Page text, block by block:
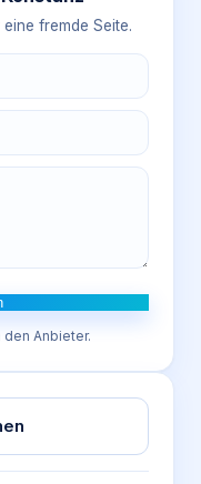
fremde Seite.
Anbieter.